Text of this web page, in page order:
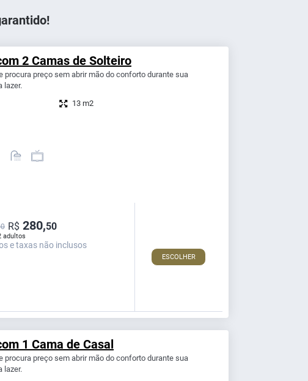
2 Camas de Solteiro
procura preço sem abrir mão do conforto durante sua
lazer.
13 m2
adultos
R$ 280,50
e taxas não inclusos
ESCOLHER
1 Cama de Casal
procura preço sem abrir mão do conforto durante sua
lazer.